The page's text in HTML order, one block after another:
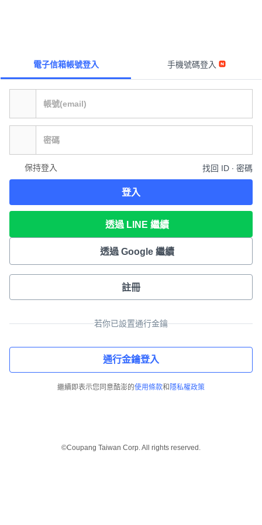
電子信箱帳號登入 手機號碼登入
保持登入 找回 ID ∙ 密碼
登入
透過 LINE 繼續
透過 Google 繼續
註冊
若你已設置通行金鑰
通行金鑰登入
繼續即表示您同意酷澎的使用條款和 隱私權政策
©Coupang Taiwan Corp. All rights reserved.